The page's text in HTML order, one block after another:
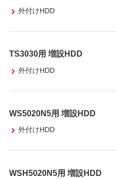
外付けHDD
TS3030用 増設HDD
外付けHDD
WS5020N5用 増設HDD
外付けHDD
WSH5020N5用 増設HDD